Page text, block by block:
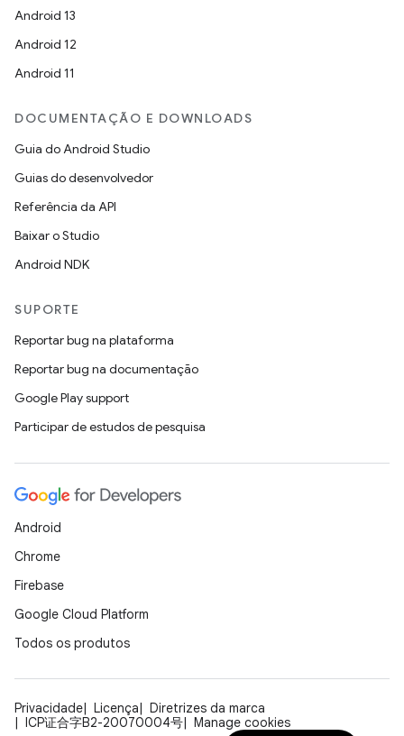
Android 13
Android 12
Android 11
DOCUMENTAÇÃO E DOWNLOADS
Guia do Android Studio
Guias do desenvolvedor
Referência da API
Baixar o Studio
Android NDK
SUPORTE
Reportar bug na plataforma
Reportar bug na documentação
Google Play support
Participar de estudos de pesquisa
Android
Chrome
Firebase
Google Cloud Platform
Todos os produtos
Privacidade Licença
Diretrizes da marca
ICP证合字B2-20070004号
Manage cookies